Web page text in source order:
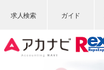
求人検索 ガイド